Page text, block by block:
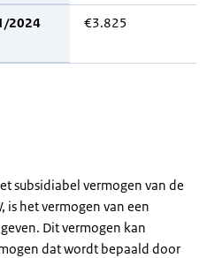
2024
€3.825
subsidiabel vermogen van de
het vermogen van een
Dit vermogen kan
dat wordt bepaald door